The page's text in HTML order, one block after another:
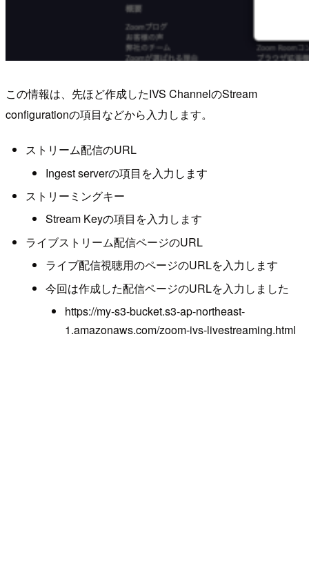
この情報は、先ほど作成したIVS ChannelのStream
configurationの項目などから入力します。
ストリーム配信のURL
Ingest serverの項目を入力します
ストリーミングキー
Stream Keyの項目を入力します
ライブストリーム配信ページのURL
ライブ配信視聴用のページのURLを入力します
今回は作成した配信ページのURLを入力しました
https://my-s3-bucket.s3-ap-northeast-
1.amazonaws.com/zoom-ivs-livestreaming.html